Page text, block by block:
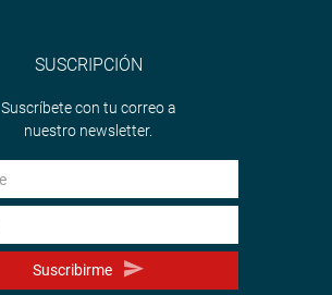
SUSCRIPCIÓN
Suscríbete con tu correo a
nuestro newsletter.
Suscribirme